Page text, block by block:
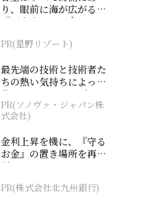
り、眼前に海が広がる
『西表島ホテル by 星野
PR(星野リゾート)
最先端の技術と技術者た
ちの熱い気持ちによって
作られているオーダーメ
イド補聴器
PR(ソノヴァ・ジャパン株
式会社)
金利上昇を機に、『守る
お金』の置き場所を再検
討
PR(株式会社北九州銀行)